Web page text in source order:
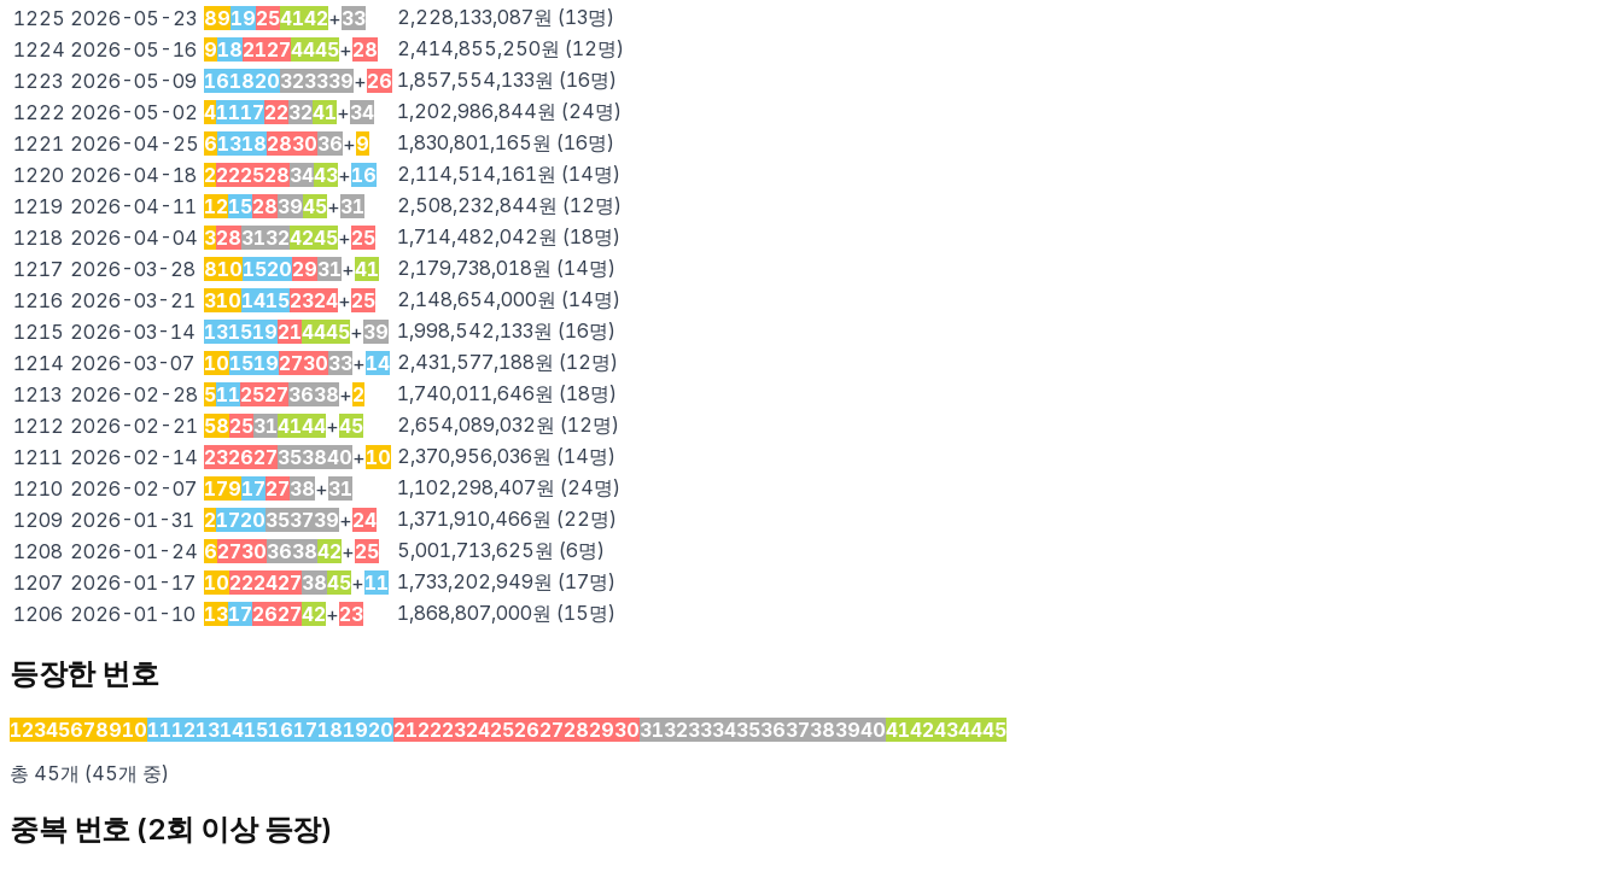
1225 2026-05-23 8919254142+33 2,228,133,087원 (13명)
1224 2026-05-16 91821274445+28 2,414,855,250원 (12명)
1223 2026-05-09 161820323339+26 1,857,554,133원 (16명)
1222 2026-05-02 41117223241+34 1,202,986,844원 (24명)
1221 2026-04-25 61318283036+9 1,830,801,165원 (16명)
1220 2026-04-18 22225283443+16 2,114,514,161원 (14명)
1219 2026-04-11 1215283945+31 2,508,232,844원 (12명)
1218 2026-04-04 32831324245+25 1,714,482,042원 (18명)
1217 2026-03-28 81015202931+41 2,179,738,018원 (14명)
1216 2026-03-21 31014152324+25 2,148,654,000원 (14명)
1215 2026-03-14 131519214445+39 1,998,542,133원 (16명)
1214 2026-03-07 101519273033+14 2,431,577,188원 (12명)
1213 2026-02-28 51125273638+2 1,740,011,646원 (18명)
1212 2026-02-21 5825314144+45 2,654,089,032원 (12명)
1211 2026-02-14 232627353840+10 2,370,956,036원 (14명)
1210 2026-02-07 179172738+31 1,102,298,407원 (24명)
1209 2026-01-31 21720353739+24 1,371,910,466원 (22명)
1208 2026-01-24 62730363842+25 5,001,713,625원 (6명)
1207 2026-01-17 102224273845+11 1,733,202,949원 (17명)
1206 2026-01-10 1317262742+23 1,868,807,000원 (15명)
등장한 번호
123456789101112131415161718192021222324252627282930313233343536373839404142434445
총 45개 (45개 중)
중복 번호 (2회 이상 등장)